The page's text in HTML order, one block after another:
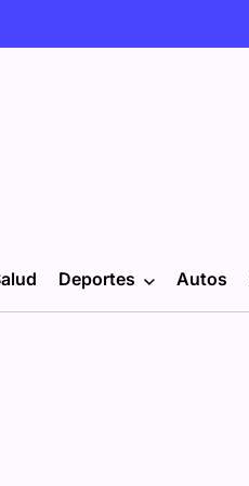
Deportes Autos